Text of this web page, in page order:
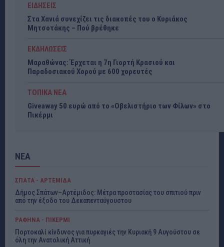
ΕΙΔΗΣΕΙΣ
Στα Χανιά συνεχίζει τις διακοπές του ο Κυριάκος
Μητσοτάκης – Πού βρέθηκε
ΕΚΔΗΛΩΣΕΙΣ
Μαραθώνας: Έρχεται η 7η Γιορτή Κρασιού και
Παραδοσιακού Χορού με 600 χορευτές
ΤΟΠΙΚΑ ΝΕΑ
Giveaway 50 ευρώ από το «Οβελιστήριο των Φίλων» στο
Πικέρμι
ΝΕΑ
ΣΠΑΤΑ - ΑΡΤΕΜΙΔΑ
Δήμος Σπάτων–Αρτέμιδος: Μέτρα προστασίας του σπιτιού πριν
από την έξοδο του Δεκαπενταύγουστου
ΡΑΦΗΝΑ - ΠΙΚΕΡΜΙ
Πορτοκαλί κίνδυνος για πυρκαγιές την Κυριακή 9 Αυγούστου σε
όλη την Ανατολική Αττική